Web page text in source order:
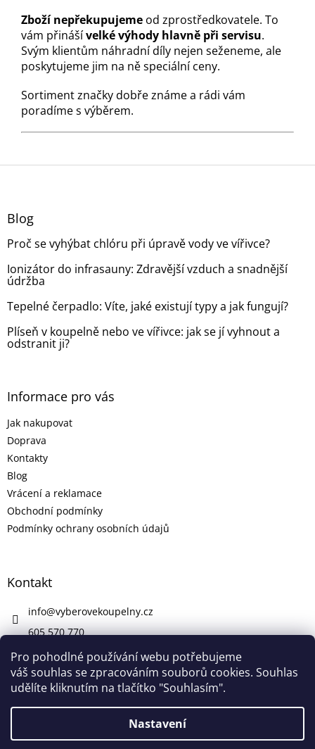
Pro pohodlné používání webu potřebujeme
váš souhlas se zpracováním souborů cookies. Souhlas
udělíte kliknutím na tlačítko "Souhlasím".
Nastavení
Zboží nepřekupujeme od zprostředkovatele. To
vám přinášívelké výhody hlavně při servisu.
Svým klientům náhradní díly nejen seženeme, ale
poskytujeme jim na ně speciální ceny.
Sortiment značky dobře známe a rádi vám
poradíme s výběrem.
Z
Blog
Proč se vyhýbat chlóru při úpravě vody ve vířivce?
Ionizátor do infrasauny: Zdravější vzduch a snadnější
údržba
Tepelné čerpadlo: Víte, jaké existují typy a jak fungují?
Plíseň v koupelně nebo ve vířivce: jak se jí vyhnout a
odstranit ji?
Informace pro vás
Jak nakupovat
Doprava
Kontakty
Blog
Vrácení a reklamace
Obchodní podmínky
Podmínky ochrany osobních údajů
Kontakt
info@vyberovekoupelny.cz
605 570 770
https://www.facebook.com/vyberovekoupelny/